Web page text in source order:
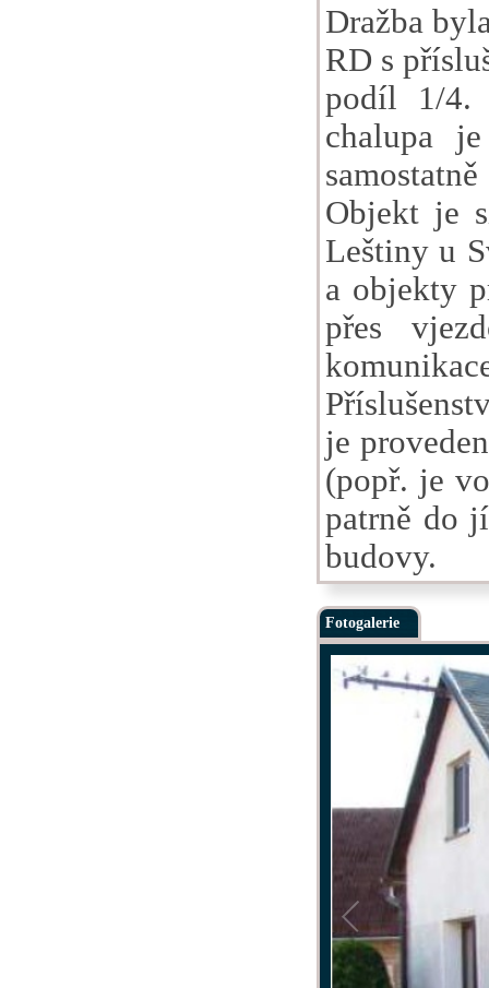
Dražba
RD s
podíl 1/4.
chalupa
Objekt je
Leštiny u
a objekty
přes
je
(popř. je
patrně do
budovy.
Fotogalerie